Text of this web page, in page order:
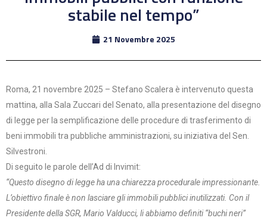
stabile nel tempo”
21 Novembre 2025
Roma, 21 novembre 2025 – Stefano Scalera è intervenuto questa
mattina, alla Sala Zuccari del Senato, alla presentazione del disegno
di legge per la semplificazione delle procedure di trasferimento di
beni immobili tra pubbliche amministrazioni, su iniziativa del Sen.
Silvestroni.
Di seguito le parole dell’Ad di Invimit:
“Questo disegno di legge ha una chiarezza procedurale impressionante.
L’obiettivo finale è non lasciare gli immobili pubblici inutilizzati. Con il
Presidente della SGR, Mario Valducci, li abbiamo definiti “buchi neri”